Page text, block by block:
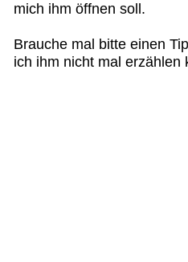
mich ihm öffnen soll.
Brauche mal bitte einen
ich ihm nicht mal erzählen